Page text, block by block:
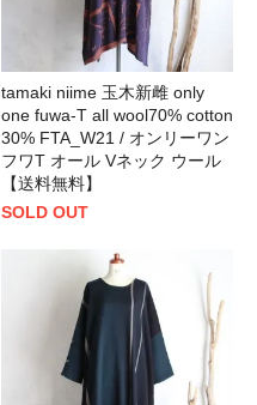
tamaki niime 玉木新雌 only
one fuwa-T all wool70% cotton
30% FTA_W21 / オンリーワン
フワT オール Vネック ウール
【送料無料】
SOLD OUT